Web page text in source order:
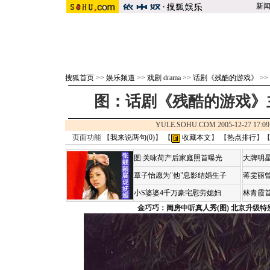
新闻
搜狐首页 >> 娱乐频道 >> 戏剧 drama >> 话剧《残酷的游戏》 >>
图：话剧《残酷的游戏
YULE.SOHU.COM 2005-12-27
页面功能 【我来说两句(0)】 【 收藏本文 】 【热点排行】【
图:关咏荷产后家庭照首曝光
章子怡愿为"他"息影结婚生子
小S婆婆4千万豪宅慰劳媳妇
大牌明
蒋雯丽
林青霞
金巧巧：闺房中听真人秀(图) 北京升级特